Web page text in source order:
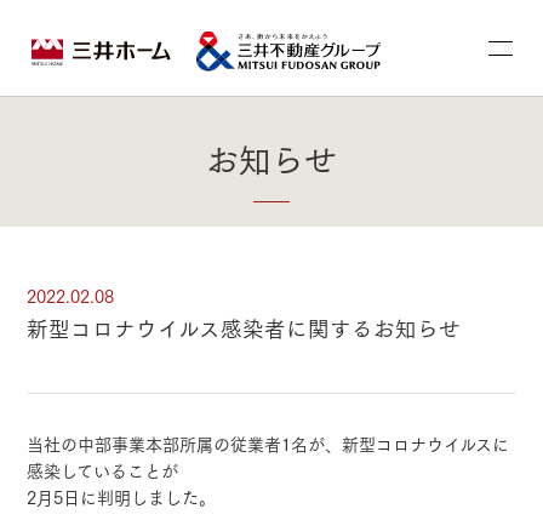
お知らせ
2022.02.08
新型コロナウイルス感染者に関するお知らせ
当社の中部事業本部所属の従業者1名が、新型コロナウイルスに
感染していることが
2月5日に判明しました。